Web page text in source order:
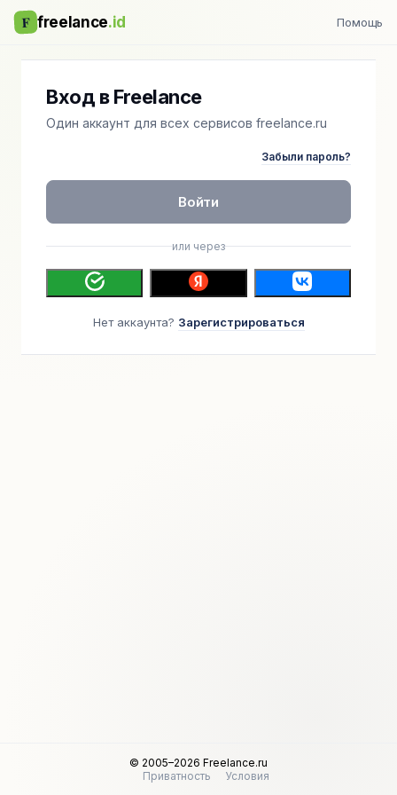
F freelance.id Помощь
Вход в Freelance
Один аккаунт для всех сервисов freelance.ru
Забыли пароль?
Войти
или через
Нет аккаунта? Зарегистрироваться
© 2005–2026 Freelance.ru
Приватность
Условия